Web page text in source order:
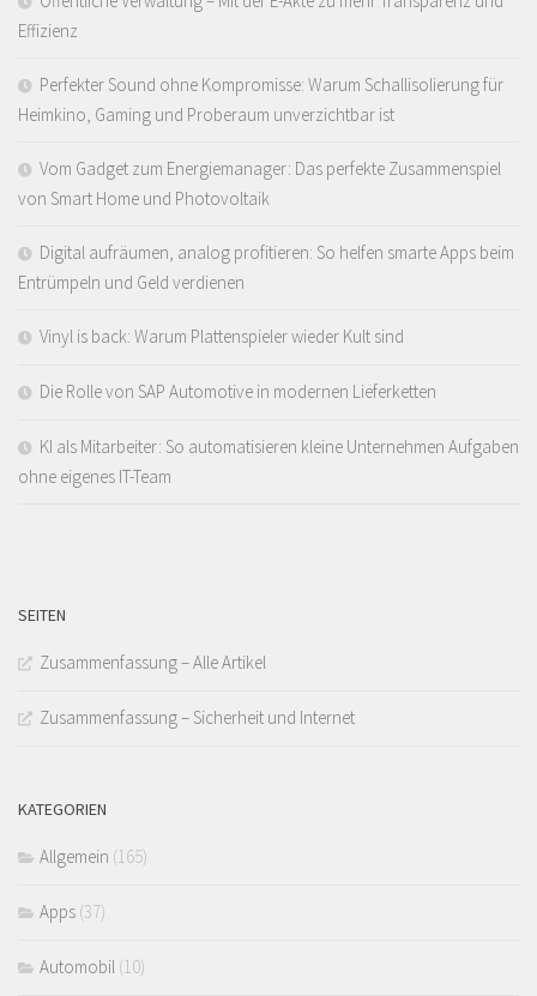
Effizienz
Perfekter Sound ohne Kompromisse: Warum Schallisolierung für
Heimkino, Gaming und Proberaum unverzichtbar ist
Vom Gadget zum Energiemanager: Das perfekte Zusammenspiel
von Smart Home und Photovoltaik
Digital aufräumen, analog profitieren: So helfen smarte Apps beim
Entrümpeln und Geld verdienen
Vinyl is back: Warum Plattenspieler wieder Kult sind
Die Rolle von SAP Automotive in modernen Lieferketten
KI als Mitarbeiter: So automatisieren kleine Unternehmen Aufgaben
ohne eigenes IT-Team
SEITEN
Zusammenfassung – Alle Artikel
Zusammenfassung – Sicherheit und Internet
KATEGORIEN
Allgemein (165)
Apps (37)
Automobil (10)